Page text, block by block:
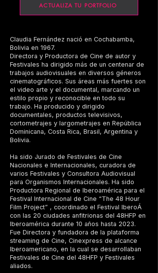
ACTUALIZA TU PORTFOLIO
Claudia Fernández nació en Cochabamba,
Bolivia en 1967.
Directora y Productora de Cine de autor y
Festivales ha dirigido más de un centenar de
trabajos audiovisuales en diversos géneros
cinematográficos. Sus áreas más fuertes son
el video arte y el documental, marcando un
estilo propio y reconocible en todo su
trabajo. Ha producido y dirigido
documentales, productos televisivos,
cortometrajes y largometrajes en República
Dominicana, Costa Rica, Brasil, Argentina y
Bolivia.
Ha sido Jurado de Festivales de Cine
Nacionales e Internacionales, curadora de
varios Festivales y Consultora Audiovisual
para Organismos Internacionales. Ha sido
Productora Regional de Iberoamérica para el
Festival Internacional de Cine “The 48 Hour
Film Project” , coordinado el Festival IberoÁ
con las 20 ciudades anfitrionas del 48HFP en
Iberoamérica durante 10 años hasta 2023.
Fue Directora y fundadora de la plataforma
streaming de Cine, Cinexpress de alcance
Iberoamericano, en la cual se desarrollaban
Festivales de Cine del 48HFP y Festivales
aliados.